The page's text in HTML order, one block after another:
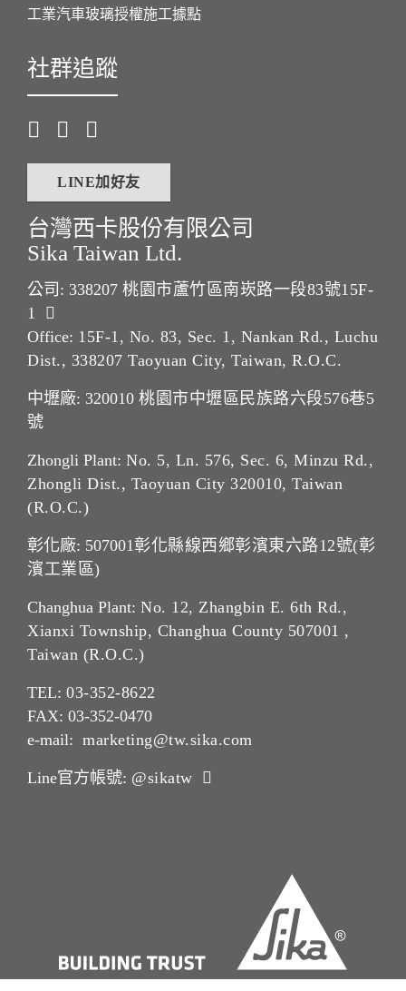
工業汽車玻璃授權施工據點
社群追蹤
LINE加好友
台灣西卡股份有限公司
Sika Taiwan Ltd.
公司: 338207 桃園市蘆竹區南崁路一段83號15F-
1
Office: 15F-1, No. 83, Sec. 1, Nankan Rd., Luchu
Dist., 338207 Taoyuan City, Taiwan, R.O.C.
中壢廠: 320010 桃園市中壢區民族路六段576巷5
號
Zhongli Plant: No. 5, Ln. 576, Sec. 6, Minzu Rd.,
Zhongli Dist., Taoyuan City 320010, Taiwan
(R.O.C.)
彰化廠: 507001彰化縣線西鄉彰濱東六路12號(彰
濱工業區)
Changhua Plant: No. 12, Zhangbin E. 6th Rd.,
Xianxi Township, Changhua County 507001 ,
Taiwan (R.O.C.)
TEL: 03-352-8622
FAX: 03-352-0470
e-mail: marketing@tw.sika.com
Line官方帳號: @sikatw